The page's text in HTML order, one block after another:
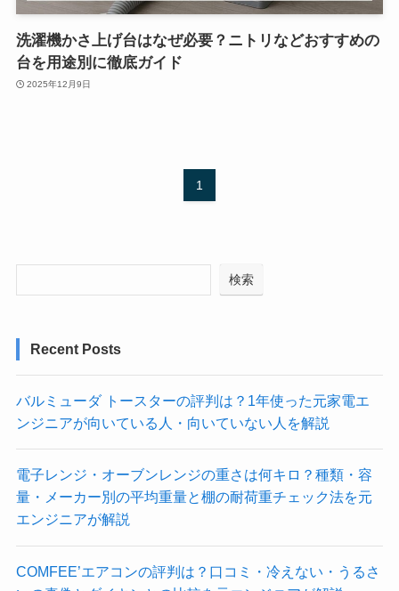
洗濯機かさ上げ台はなぜ必要？ニトリなどおすすめの
台を用途別に徹底ガイド
2025年12月9日
1
検索
Recent Posts
バルミューダ トースターの評判は？1年使った元家電エ
ンジニアが向いている人・向いていない人を解説
電子レンジ・オーブンレンジの重さは何キロ？種類・容
量・メーカー別の平均重量と棚の耐荷重チェック法を元
エンジニアが解説
COMFEE’エアコンの評判は？口コミ・冷えない・うるさ